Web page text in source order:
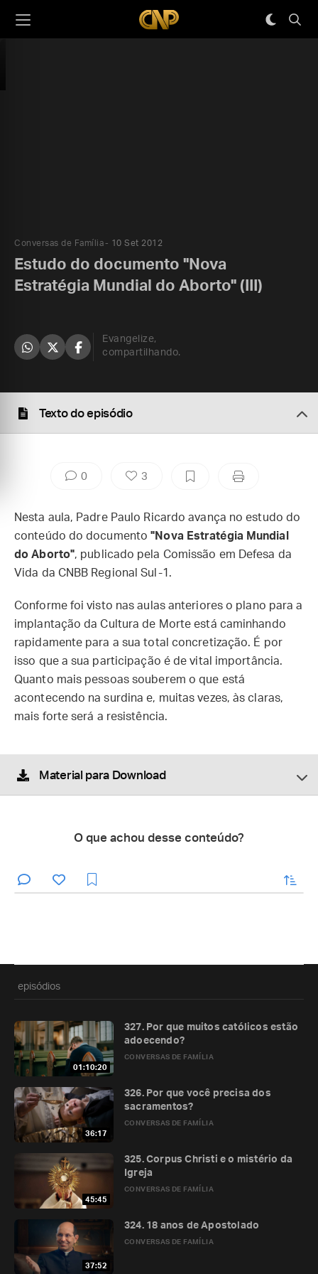
Conversas de Família 10 Set 2012
Estudo do documento "Nova
Estratégia Mundial do Aborto" (III)
Evangelize,
compartilhando.
Texto do episódio
0 3
Nesta aula, Padre Paulo Ricardo avança no estudo do
conteúdo do documento"Nova Estratégia Mundial
do Aborto", publicado pela Comissão em Defesa da
Vida da CNBB Regional Sul-1.
Conforme foi visto nas aulas anteriores o plano para a
implantação da Cultura de Morte está caminhando
rapidamente para a sua total concretização. É por
isso que a sua participação é de vital importância.
Quanto mais pessoas souberem o que está
acontecendo na surdina e, muitas vezes, às claras,
mais forte será a resistência.
Material para Download
O que achou desse conteúdo?
enviar
episódios
01:10:20
CONVERSAS DE FAMÍLIA
327. Por que muitos católicos estão
adoecendo?
36:17
CONVERSAS DE FAMÍLIA
326. Por que você precisa dos
sacramentos?
45:45
CONVERSAS DE FAMÍLIA
325. Corpus Christi e o mistério da
Igreja
37:52
CONVERSAS DE FAMÍLIA
324. 18 anos de Apostolado